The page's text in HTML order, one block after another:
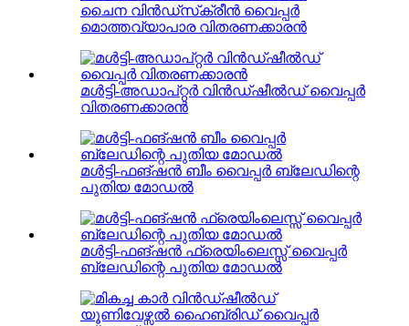
ചൈന വിൻഡ്‌സ്‌ക്രീൻ വൈപ്പർ
മൊത്തവ്യാപാര വിതരണക്കാരൻ
മൾട്ടി-അഡാപ്റ്റർ വിൻഡ്ഷീൽഡ് വൈപ്പർ
വിതരണക്കാരൻ
മൾട്ടി-ഫങ്ഷൻ ബീം വൈപ്പർ ബ്ലേഡിന്റെ
പുതിയ മോഡൽ
മൾട്ടി-ഫങ്ഷൻ ഫ്രെയിംലെസ്സ് വൈപ്പർ
ബ്ലേഡിന്റെ പുതിയ മോഡൽ